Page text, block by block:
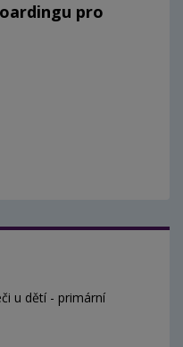
pro
u dětí - primární